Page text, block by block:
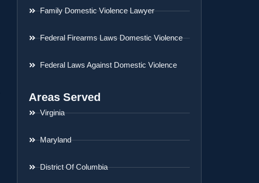
Family Domestic Violence Lawyer
Federal Firearms Laws Domestic Violence
Federal Laws Against Domestic Violence
Areas Served
Virginia
Maryland
District Of Columbia